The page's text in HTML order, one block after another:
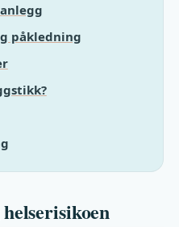
påkledning